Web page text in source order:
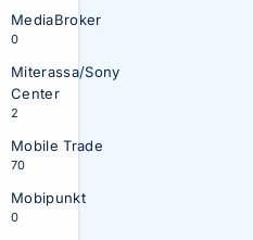
MediaBroker
0
Miterassa/Sony
Center
2
Mobile Trade
70
Mobipunkt
0